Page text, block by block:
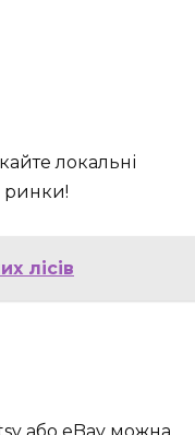
локальні
ринки!
лісів